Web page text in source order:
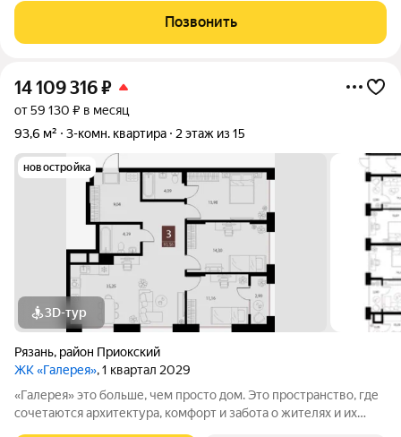
на лучших условиях (в том числе по некоторым вариантам
возможна ипотека для СЕМЕЙ с
Позвонить
14 109 316₽
от 59 130 ₽ в месяц
93,6 м²
3-комн. квартира 2 этаж из 15
новостройка
3D-тур
Рязань, район Приокский
ЖК «Галерея», 1 квартал 2029
«Галерея» это больше, чем просто дом. Это пространство, где
сочетаются архитектура, комфорт и забота о жителях и их